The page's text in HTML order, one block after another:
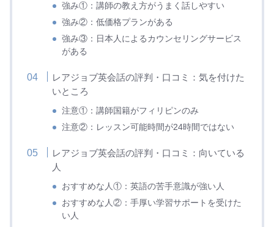
強み①：講師の教え方がうまく話しやすい
強み②：低価格プランがある
強み③：日本人によるカウンセリングサービス
がある
レアジョブ英会話の評判・口コミ：気を付けた
いところ
注意①：講師国籍がフィリピンのみ
注意②：レッスン可能時間が24時間ではない
レアジョブ英会話の評判・口コミ：向いている
人
おすすめな人①：英語の苦手意識が強い人
おすすめな人②：手厚い学習サポートを受けた
い人